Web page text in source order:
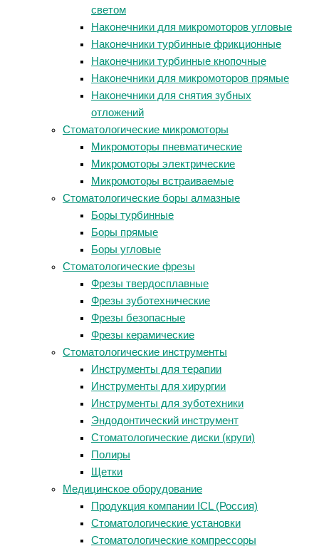
светом
Наконечники для микромоторов угловые
Наконечники турбинные фрикционные
Наконечники турбинные кнопочные
Наконечники для микромоторов прямые
Наконечники для снятия зубных
отложений
Стоматологические микромоторы
Микромоторы пневматические
Микромоторы электрические
Микромоторы встраиваемые
Стоматологические боры алмазные
Боры турбинные
Боры прямые
Боры угловые
Стоматологические фрезы
Фрезы твердосплавные
Фрезы зуботехнические
Фрезы безопасные
Фрезы керамические
Стоматологические инструменты
Инструменты для терапии
Инструменты для хирургии
Инструменты для зуботехники
Эндодонтический инструмент
Стоматологические диски (круги)
Полиры
Щетки
Медицинское оборудование
Продукция компании ICL (Россия)
Стоматологические установки
Стоматологические компрессоры